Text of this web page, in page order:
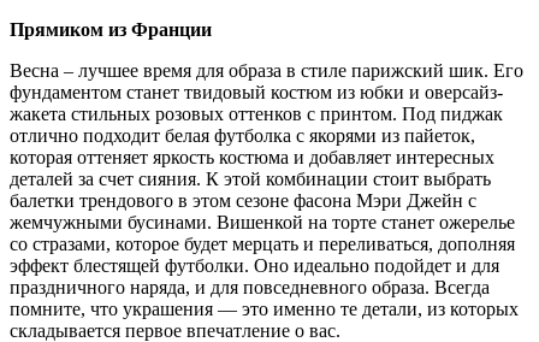
Прямиком из Франции
Весна – лучшее время для образа в стиле парижский шик. Его
фундаментом станет твидовый костюм из юбки и оверсайз-
жакета стильных розовых оттенков с принтом. Под пиджак
отлично подходит белая футболка с якорями из пайеток,
которая оттеняет яркость костюма и добавляет интересных
деталей за счет сияния. К этой комбинации стоит выбрать
балетки трендового в этом сезоне фасона Мэри Джейн с
жемчужными бусинами. Вишенкой на торте станет ожерелье
со стразами, которое будет мерцать и переливаться, дополняя
эффект блестящей футболки. Оно идеально подойдет и для
праздничного наряда, и для повседневного образа. Всегда
помните, что украшения — это именно те детали, из которых
складывается первое впечатление о вас.